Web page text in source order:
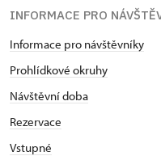
INFORMACE PRO
Informace pro návštěvníky
Prohlídkové okruhy
Návštěvní doba
Rezervace
Vstupné